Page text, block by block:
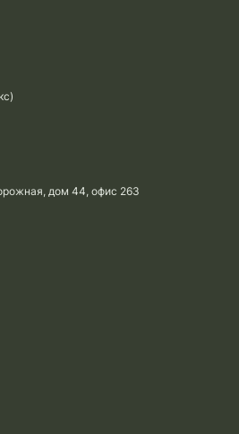
дом 44, офис 263